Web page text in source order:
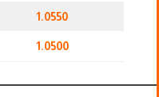
1.0550
1.0500